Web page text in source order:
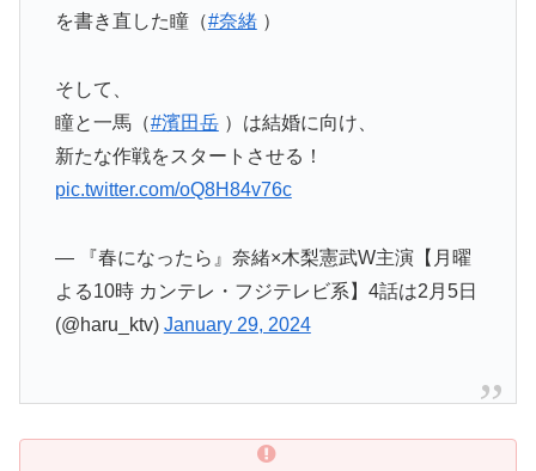
を書き直した瞳（#奈緒）
そして、
瞳と一馬（#濱田岳）は結婚に向け、
新たな作戦をスタートさせる！
pic.twitter.com/oQ8H84v76c
— 『春になったら』奈緒×木梨憲武W主演【月曜
よる10時 カンテレ・フジテレビ系】4話は2月5日
(@haru_ktv) January 29, 2024